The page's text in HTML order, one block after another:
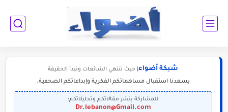
شبكة أضواء | حيث تنتهي الشائعات وتبدأ الحقيقة
يسعدنا استقبال مساهماتكم الفكرية وإبداعاتكم الصحفية.
للمشاركة بنشر مقالاتكم وتحليلاتكم:
Dr.lebanon@Gmail.com